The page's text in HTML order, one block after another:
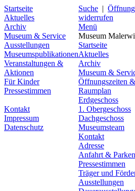
Startseite
Aktuelles
Archiv
Museum & Service
Ausstellungen
Museumspublikationen
Veranstaltungen &
Aktionen
Für Kinder
Pressestimmen
Kontakt
Impressum
Datenschutz
Suche |
widerrufen
Menü
Museum
Startseite
Aktuelles
Archiv
Museum &
Öffnungszeiten
Raumplan
Erdgeschoss
1. Obergeschoss
Dachgeschoss
Museumsteam
Kontakt
Adresse
Anfahrt & Parken
Pressestimmen
Träger und
Ausstellungen